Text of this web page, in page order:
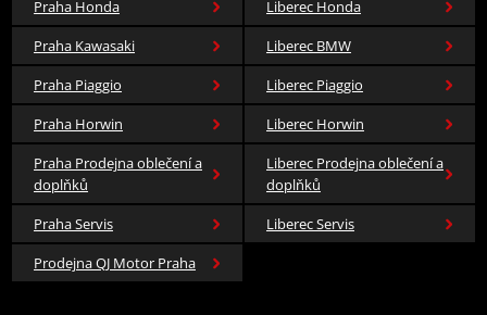
Praha Honda
Liberec Honda
Praha Kawasaki
Liberec BMW
Praha Piaggio
Liberec Piaggio
Praha Horwin
Liberec Horwin
Praha Prodejna oblečení a
doplňků
Liberec Prodejna oblečení a
doplňků
Praha Servis
Liberec Servis
Prodejna QJ Motor Praha